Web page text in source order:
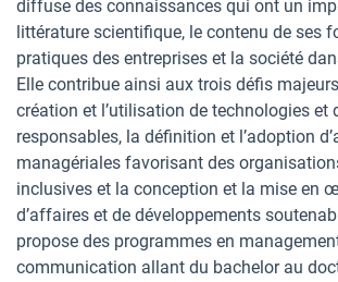
diffuse des connaissances qui ont un
littérature scientifique, le contenu de ses
pratiques des entreprises et la société
Elle contribue ainsi aux trois défis
création et l’utilisation de technologies et
responsables, la définition et l’adoption
managériales favorisant des
inclusives et la conception et la mise en
d’affaires et de développements
propose des programmes en
communication allant du bachelor au